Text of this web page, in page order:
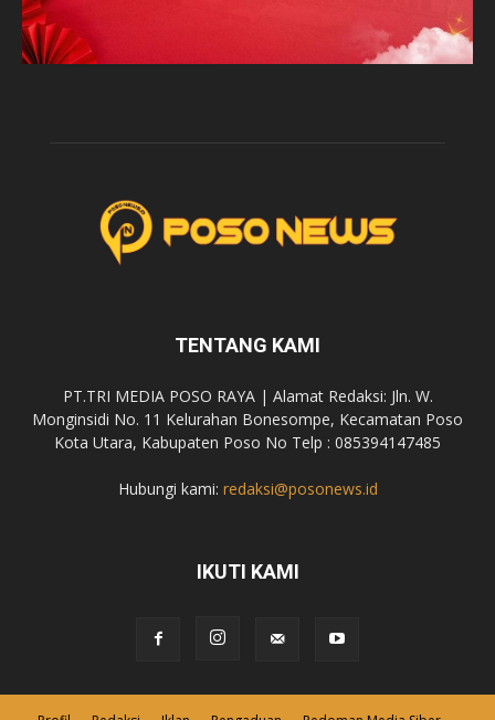
TENTANG KAMI
PT.TRI MEDIA POSO RAYA | Alamat Redaksi: Jln. W.
Monginsidi No. 11 Kelurahan Bonesompe, Kecamatan Poso
Kota Utara, Kabupaten Poso No Telp : 085394147485
Hubungi kami: redaksi@posonews.id
IKUTI KAMI